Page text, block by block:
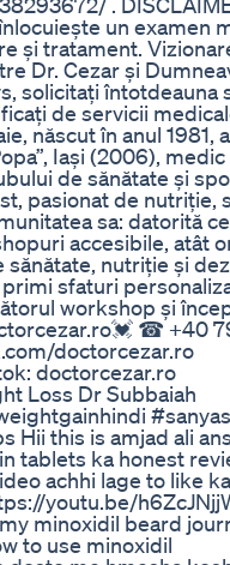
un examen
și tratament.
Dr. Cezar și
solicitați întotdeauna
de servicii
născut în anul 1981,
Iași (2006),
de sănătate și
pasionat de nutriție,
sa: datorită
accesibile, atât
nutriție și
sfaturi
workshop și
☎ +40
doctorcezar.ro
doctorcezar.ro
Loss Dr Subbaiah
this is amjad ali
tablets ka honest
achhi lage to like
youtu.be/
minoxidil beard
to use minoxidil